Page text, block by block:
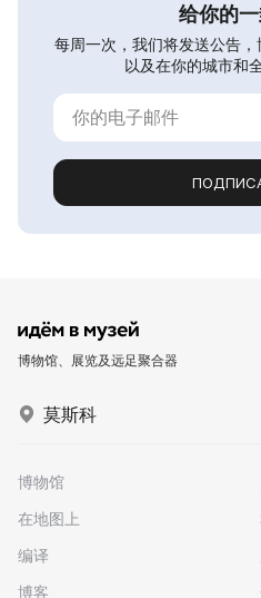
给你的一
每周一次，我们将发送公告，
以及在你的城市和
博物馆、展览及远足聚合器
莫斯科
博物馆
在地图上
编译
博客